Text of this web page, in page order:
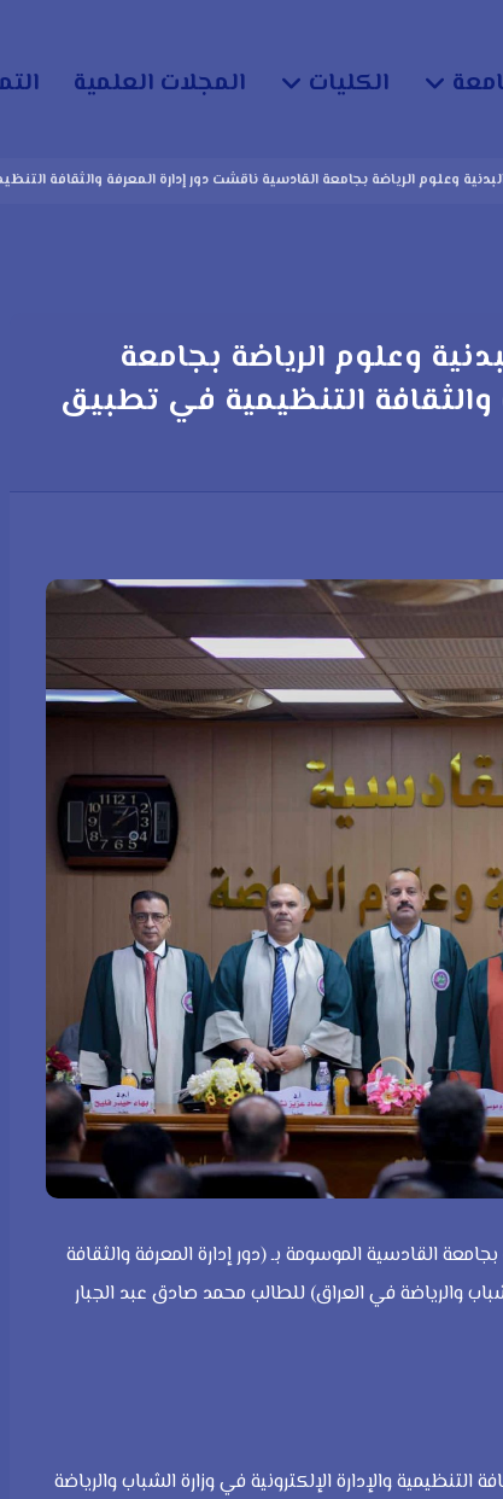
الكليات المجلات العلمية
وعلوم الرياضة بجامعة القادسية ناقشت دور إدارة المعرفة والثقافة
وعلوم الرياضة بجامعة
والثقافة التنظيمية في تطبيق
القادسية الموسومة بـ (دور إدارة المعرفة والثقافة
والرياضة في العراق) للطالب محمد صادق عبد الجبار
والإدارة الإلكترونية في وزارة الشباب والرياضة